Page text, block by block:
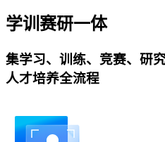
学训赛研一体
集学习、训练、竞赛、研
人才培养全流程